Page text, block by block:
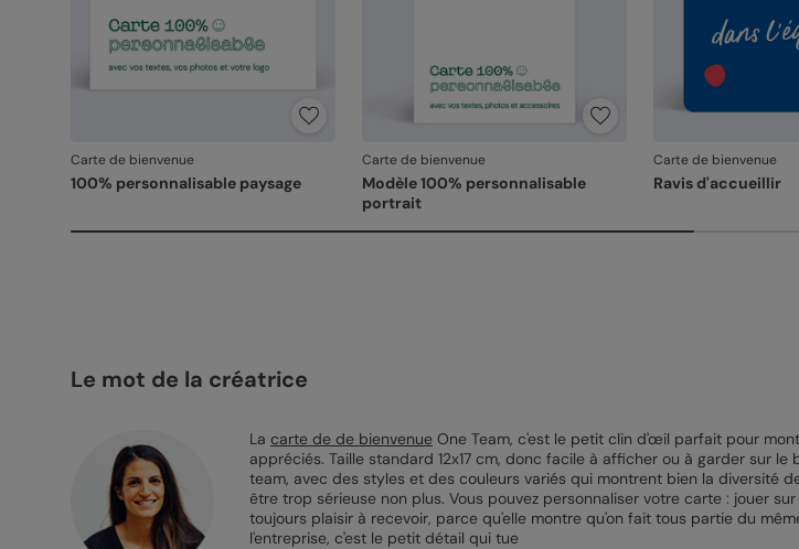
Carte de bienvenue
100% personnalisable paysage
Carte de bienvenue
Modèle 100% personnalisable
portrait
Carte de bienvenue
Ravis d'accueillir
Le mot de la créatrice
La carte de de bienvenueOne Team, c'est le petit clin d'œil parfait pour
appréciés. Taille standard 12x17 cm, donc facile à afficher ou à garder sur
team, avec des styles et des couleurs variés qui montrent bien la diversité
être trop sérieuse non plus. Vous pouvez personnaliser votre carte : jouer
toujours plaisir à recevoir, parce qu'elle montre qu'on fait tous partie du
l'entreprise, c'est le petit détail qui tue